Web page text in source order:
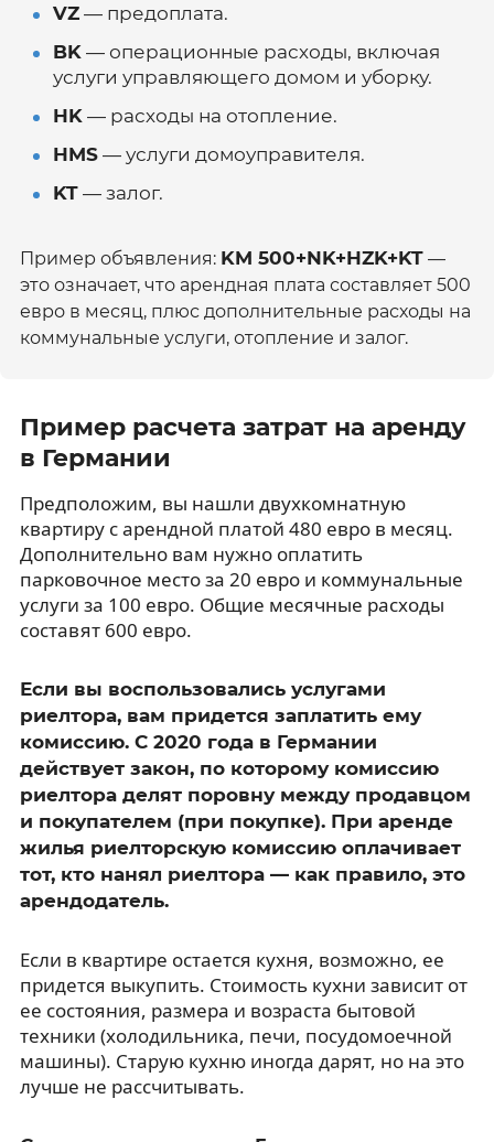
VZ— предоплата.
BK— операционные расходы, включая
услуги управляющего домом и уборку.
HK— расходы на отопление.
HMS— услуги домоуправителя.
KT— залог.
Пример объявления: KM 500+NK+HZK+KT—
это означает, что арендная плата составляет 500
евро в месяц, плюс дополнительные расходы на
коммунальные услуги, отопление и залог.
Пример расчета затрат на аренду
в Германии
Предположим, вы нашли двухкомнатную
квартиру с арендной платой 480 евро в месяц.
Дополнительно вам нужно оплатить
парковочное место за 20 евро и коммунальные
услуги за 100 евро. Общие месячные расходы
составят 600 евро.
Если вы воспользовались услугами
риелтора, вам придется заплатить ему
комиссию. С 2020 года в Германии
действует закон, по которому комиссию
риелтора делят поровну между продавцом
и покупателем (при покупке). При аренде
жилья риелторскую комиссию оплачивает
тот, кто нанял риелтора — как правило, это
арендодатель.
Если в квартире остается кухня, возможно, ее
придется выкупить. Стоимость кухни зависит от
ее состояния, размера и возраста бытовой
техники (холодильника, печи, посудомоечной
машины). Старую кухню иногда дарят, но на это
лучше не рассчитывать.